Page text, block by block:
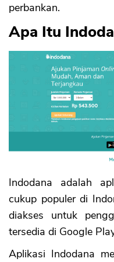
perbankan.
Apa Itu
Indodana adalah
cukup populer di
diakses untuk
tersedia di Google
Aplikasi Indodana